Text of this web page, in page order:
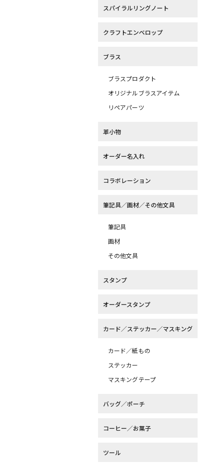
スパイラルリングノート
クラフトエンベロップ
ブラス
ブラスプロダクト
オリジナルブラスアイテム
リペアパーツ
革小物
オーダー名入れ
コラボレーション
筆記具／画材／その他文具
筆記具
画材
その他文具
スタンプ
オーダースタンプ
カード／ステッカー／マスキング
カード／紙もの
ステッカー
マスキングテープ
バッグ／ポーチ
コーヒー／お菓子
ツール